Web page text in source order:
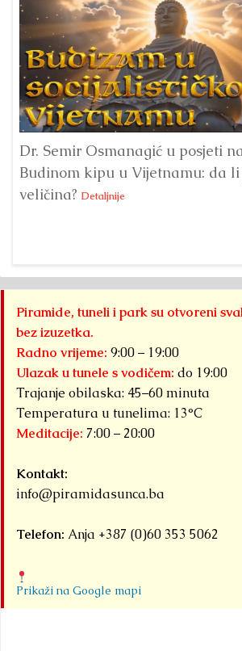
Dr. Semir Osmanagić u posjeti
Budinom kipu u Vijetnamu: da li
veličina? Detaljnije
Piramide, tuneli i park su otvoreni
bez izuzetka.
Radno vrijeme: 9:00 – 19:00
Ulazak u tunele s vodičem: do 19:00
Trajanje obilaska: 45–60 minuta
Temperatura u tunelima: 13°C
Meditacije: 7:00 – 20:00
Kontakt:
info@piramidasunca.ba
Telefon: Anja +387 (0)60 353 5062
Prikaži na Google mapi